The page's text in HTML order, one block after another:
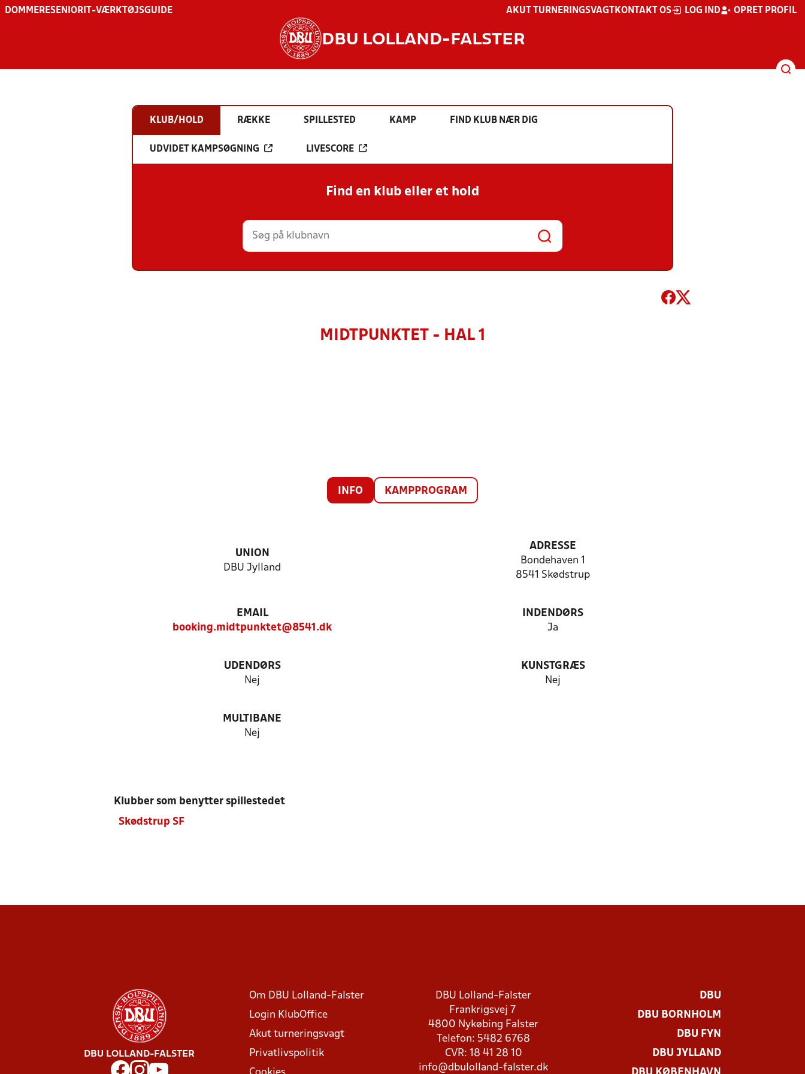
DOMMERESENIOR IT-VÆRKTØJSGUIDE AKUT TURNERINGSVAGT KONTAKT OS LOG IND OPRET PROFIL
DBU LOLLAND-FALSTER
KLUB/HOLD RÆKKE SPILLESTED KAMP FIND KLUB NÆR DIG
UDVIDET KAMPSØGNING LIVESCORE
Find en klub eller et hold
MIDTPUNKTET - HAL 1
INFO KAMPPROGRAM
UNION
DBU Jylland
ADRESSE
Bondehaven 1
8541 Skødstrup
EMAIL
booking.midtpunktet@8541.dk
INDENDØRS
Ja
UDENDØRS
Nej
KUNSTGRÆS
Nej
MULTIBANE
Nej
Klubber som benytter spillestedet
Skødstrup SF
DBU LOLLAND-FALSTER
Om DBU Lolland-Falster
Login KlubOffice
Akut turneringsvagt
Privatlivspolitik
DBU Lolland-Falster
Frankrigsvej 7
4800 Nykøbing Falster
Telefon: 5482 6768
CVR: 18 41 28 10
info@dbulolland-falster.dk
DBU
DBU BORNHOLM
DBU FYN
DBU JYLLAND